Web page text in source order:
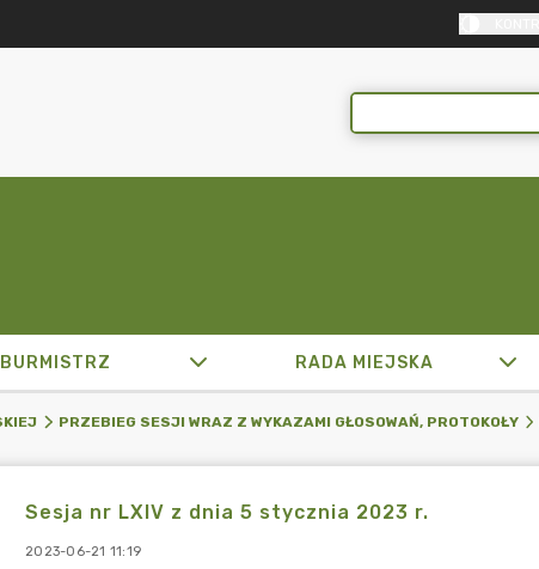
BURMISTRZ RADA MIEJSKA
PRZEBIEG SESJI WRAZ Z WYKAZAMI GŁOSOWAŃ, PROTOKOŁY
Sesja nr LXIV z dnia 5 stycznia 2023 r.
2023-06-21 11:19